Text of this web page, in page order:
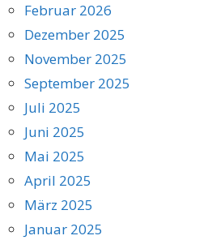
Februar 2026
Dezember 2025
November 2025
September 2025
Juli 2025
Juni 2025
Mai 2025
April 2025
März 2025
Januar 2025